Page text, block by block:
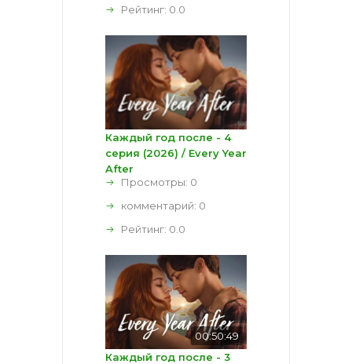
Рейтинг: 0.0
Каждый год после - 4
серия (2026) / Every Year
After
Просмотры: 0
комментарий: 0
Рейтинг: 0.0
00:50:49
Каждый год после - 3